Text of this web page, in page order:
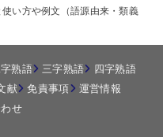
い方や例文（語源由来・類義
熟語 三字熟語
四字熟語
献 免責事項
運営情報
せ